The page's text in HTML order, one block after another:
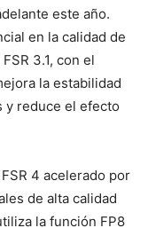
este año.
en la calidad de
3.1, con el
la estabilidad
y reduce el efecto
4 acelerado por
de alta calidad
la función FP8